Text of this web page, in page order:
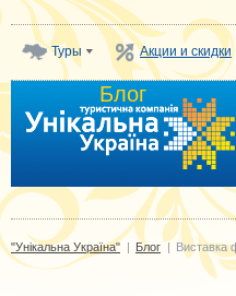
Туры Акции и скидки
"Унікальна Україна"
Блог
"Унікальна Україна" | Блог | Виставка